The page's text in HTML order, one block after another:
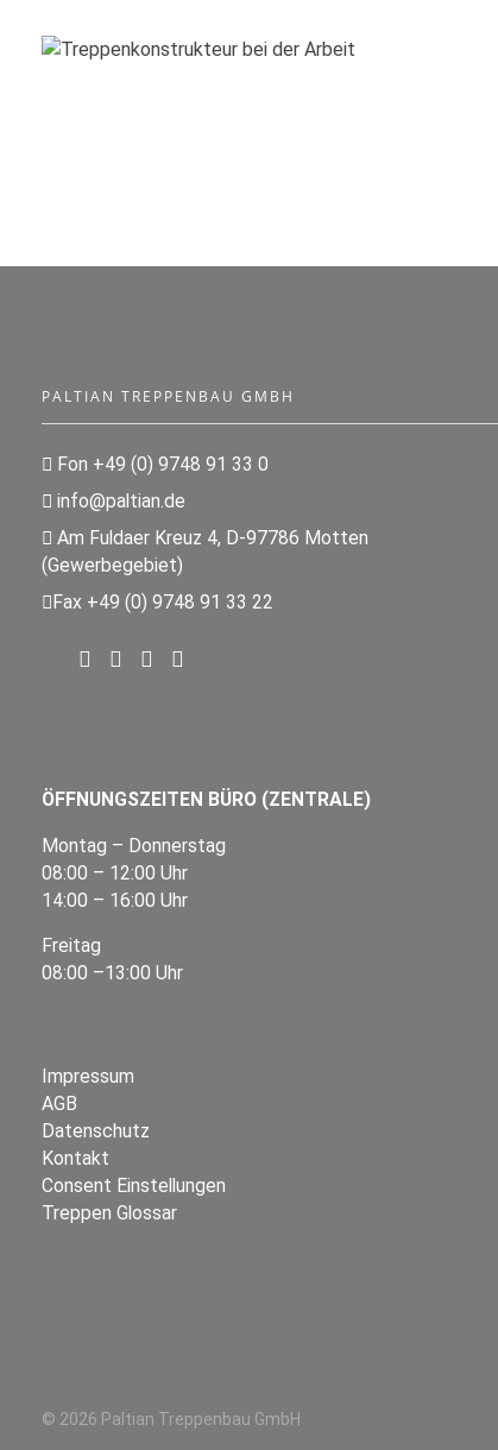
PALTIAN TREPPENBAU GMBH
Fon +49 (0) 9748 91 33 0
info@paltian.de
Am Fuldaer Kreuz 4, D-97786 Motten
(Gewerbegebiet)
Fax +49 (0) 9748 91 33 22
ÖFFNUNGSZEITEN BÜRO (ZENTRALE)
Montag – Donnerstag
08:00 – 12:00 Uhr
14:00 – 16:00 Uhr
Freitag
08:00 –13:00 Uhr
Impressum
AGB
Datenschutz
Kontakt
Consent Einstellungen
Treppen Glossar
© 2026 Paltian Treppenbau GmbH